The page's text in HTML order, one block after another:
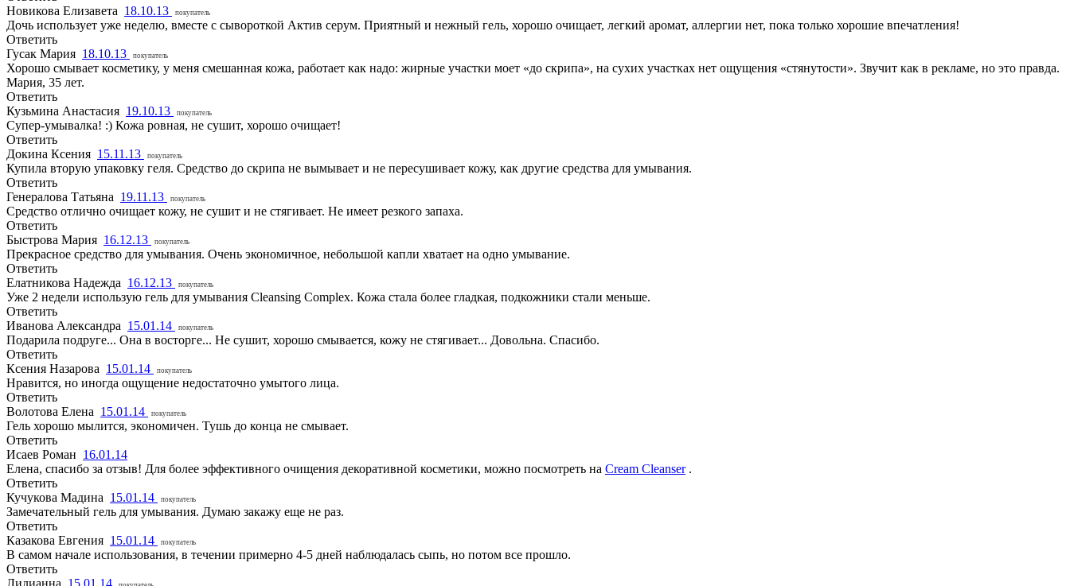
Новикова Елизавета 18.10.13 покупатель
Дочь использует уже неделю, вместе с сывороткой Актив серум. Приятный и нежный гель, хорошо очищает, легкий аромат, аллергии нет, пока только хорошие впечатления!
Ответить
Гусак Мария 18.10.13 покупатель
Хорошо смывает косметику, у меня смешанная кожа, работает как надо: жирные участки моет «до скрипа», на сухих участках нет ощущения «стянутости». Звучит как в рекламе, но это правда.
Мария, 35 лет.
Ответить
Кузьмина Анастасия 19.10.13 покупатель
Супер-умывалка! :) Кожа ровная, не сушит, хорошо очищает!
Ответить
Докина Ксения 15.11.13 покупатель
Купила вторую упаковку геля. Средство до скрипа не вымывает и не пересушивает кожу, как другие средства для умывания.
Ответить
Генералова Татьяна 19.11.13 покупатель
Средство отлично очищает кожу, не сушит и не стягивает. Не имеет резкого запаха.
Ответить
Быстрова Мария 16.12.13 покупатель
Прекрасное средство для умывания. Очень экономичное, небольшой капли хватает на одно умывание.
Ответить
Елатникова Надежда 16.12.13 покупатель
Уже 2 недели использую гель для умывания Cleansing Complex. Кожа стала более гладкая, подкожники стали меньше.
Ответить
Иванова Александра 15.01.14 покупатель
Подарила подруге... Она в восторге... Не сушит, хорошо смывается, кожу не стягивает... Довольна. Спасибо.
Ответить
Ксения Назарова 15.01.14 покупатель
Нравится, но иногда ощущение недостаточно умытого лица.
Ответить
Волотова Елена 15.01.14 покупатель
Гель хорошо мылится, экономичен. Тушь до конца не смывает.
Ответить
Исаев Роман 16.01.14
Елена, спасибо за отзыв! Для более эффективного очищения декоративной косметики, можно посмотреть на Cream Cleanser.
Ответить
Кучукова Мадина 15.01.14 покупатель
Замечательный гель для умывания. Думаю закажу еще не раз.
Ответить
Казакова Евгения 15.01.14 покупатель
В самом начале использования, в течении примерно 4-5 дней наблюдалась сыпь, но потом все прошло.
Ответить
Лилианна 15.01.14